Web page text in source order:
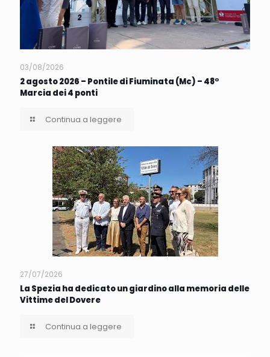
03/08/2026
2 agosto 2026 – Pontile di Fiuminata (Mc) – 48°
Marcia dei 4 ponti
Continua a leggere
27/07/2026
La Spezia ha dedicato un giardino alla memoria delle
Vittime del Dovere
Continua a leggere